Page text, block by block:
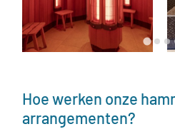
Hoe werken onze
arrangementen?